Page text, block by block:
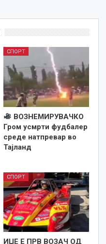
СПОРТ
ВОЗНЕМИРУВАЧКО
Гром усмрти фудбалер
среде натпревар во
Тајланд
СПОРТ
ИЏЕ Е ПРВ ВОЗАЧ ОД